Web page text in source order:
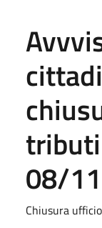
08/
Chiusura